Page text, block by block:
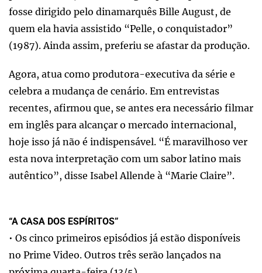
fosse dirigido pelo dinamarquês Bille August, de
quem ela havia assistido “Pelle, o conquistador”
(1987). Ainda assim, preferiu se afastar da produção.
Agora, atua como produtora-executiva da série e
celebra a mudança de cenário. Em entrevistas
recentes, afirmou que, se antes era necessário filmar
em inglês para alcançar o mercado internacional,
hoje isso já não é indispensável. “É maravilhoso ver
esta nova interpretação com um sabor latino mais
autêntico”, disse Isabel Allende à “Marie Claire”.
“A CASA DOS ESPÍRITOS”
• Os cinco primeiros episódios já estão disponíveis
no Prime Video. Outros três serão lançados na